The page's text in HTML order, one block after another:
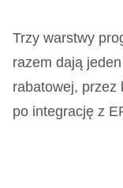
Trzy warstwy
razem dają
rabatowej, przez
po integrację z